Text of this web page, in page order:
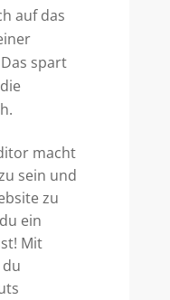
auf das
spart
macht
sein und
zu
ein
Mit